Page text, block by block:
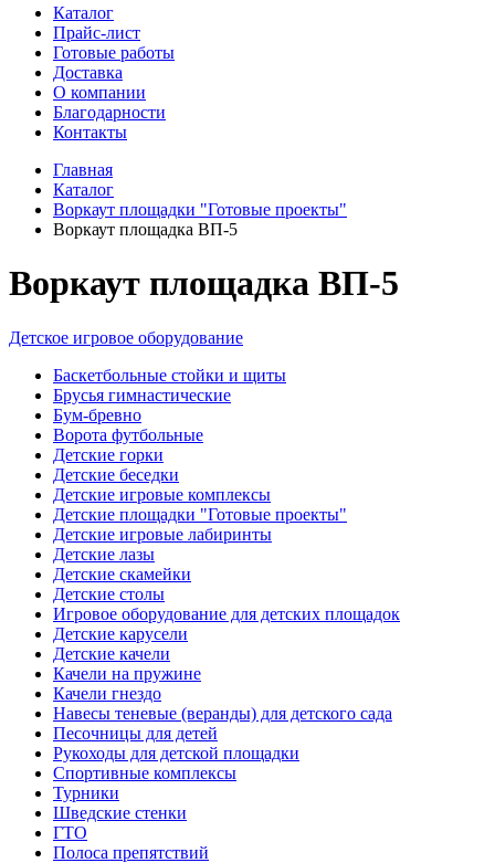
Каталог
Прайс-лист
Готовые работы
Доставка
О компании
Благодарности
Контакты
Главная
Каталог
Воркаут площадки "Готовые проекты"
Воркаут площадка ВП-5
Воркаут площадка ВП-5
Детское игровое оборудование
Баскетбольные стойки и щиты
Брусья гимнастические
Бум-бревно
Ворота футбольные
Детские горки
Детские беседки
Детские игровые комплексы
Детские площадки "Готовые проекты"
Детские игровые лабиринты
Детские лазы
Детские скамейки
Детские столы
Игровое оборудование для детских площадок
Детские карусели
Детские качели
Качели на пружине
Качели гнездо
Навесы теневые (веранды) для детского сада
Песочницы для детей
Рукоходы для детской площадки
Спортивные комплексы
Турники
Шведские стенки
ГТО
Полоса препятствий